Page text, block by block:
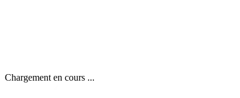
Chargement en cours ...